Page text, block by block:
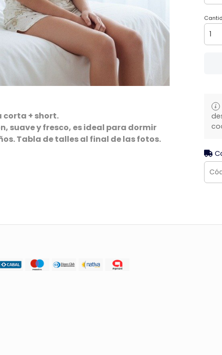
corta + short.
suave y fresco, es ideal para dormir
Tabla de talles al final de las fotos.